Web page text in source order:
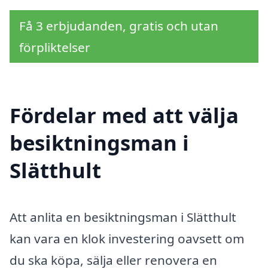
Få 3 erbjudanden, gratis och utan
förpliktelser
Fördelar med att välja
besiktningsman i
Slätthult
Att anlita en besiktningsman i Slätthult
kan vara en klok investering oavsett om
du ska köpa, sälja eller renovera en